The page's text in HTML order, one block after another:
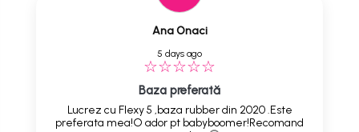
Ana Onaci
5 days ago
Baza preferată
Lucrez cu Flexy 5 ,baza rubber din 2020 .Este
preferata mea!O ador pt babyboomer!Recomand